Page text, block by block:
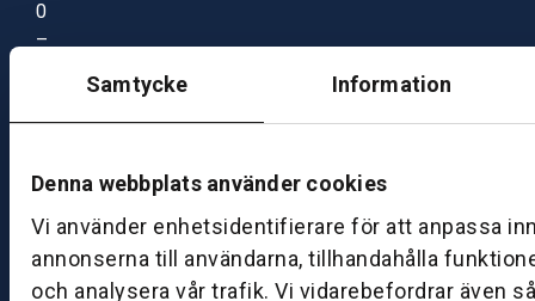
Samtycke Information
Denna webbplats använder cookies
Vi använder enhetsidentifierare för att anpassa
annonserna till användarna, tillhandahålla
och analysera vår trafik. Vi vidarebefordrar även
0
–
0
B
ut
ik